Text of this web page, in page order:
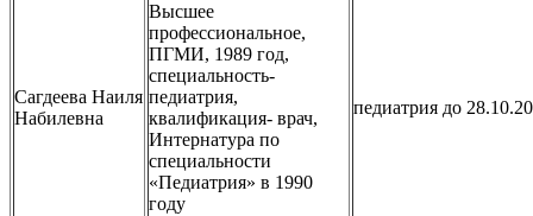
Сагдеева Наиля
Набилевна
Высшее
профессиональное,
ПГМИ, 1989 год,
специальность-
педиатрия,
квалификация- врач,
Интернатура по
специальности
«Педиатрия» в 1990
году
педиатрия до